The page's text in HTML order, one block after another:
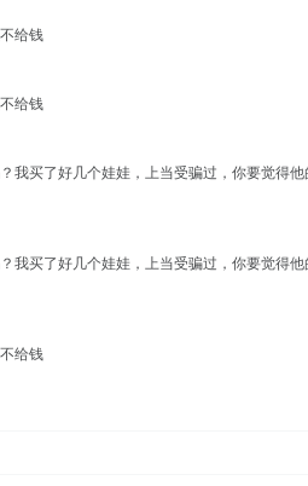
给钱
给钱
我买了好几个娃娃，上当受骗过，你要觉得他
我买了好几个娃娃，上当受骗过，你要觉得他
给钱